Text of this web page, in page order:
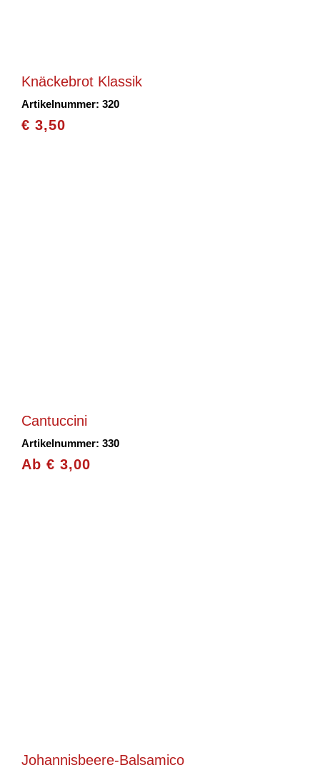
Knäckebrot Klassik
Artikelnummer: 320
€ 3,50
Cantuccini
Artikelnummer: 330
Ab € 3,00
Johannisbeere-Balsamico